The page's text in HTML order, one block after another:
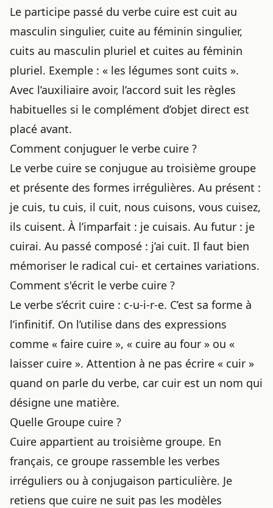
Le participe passé du verbe cuire est cuit au
masculin singulier, cuite au féminin singulier,
cuits au masculin pluriel et cuites au féminin
pluriel. Exemple : « les légumes sont cuits ».
Avec l’auxiliaire avoir, l’accord suit les règles
habituelles si le complément d’objet direct est
placé avant.
Comment conjuguer le verbe cuire ?
Le verbe cuire se conjugue au troisième groupe
et présente des formes irrégulières. Au présent :
je cuis, tu cuis, il cuit, nous cuisons, vous cuisez,
ils cuisent. À l’imparfait : je cuisais. Au futur : je
cuirai. Au passé composé : j’ai cuit. Il faut bien
mémoriser le radical cui- et certaines variations.
Comment s'écrit le verbe cuire ?
Le verbe s’écrit cuire : c-u-i-r-e. C’est sa forme à
l’infinitif. On l’utilise dans des expressions
comme « faire cuire », « cuire au four » ou «
laisser cuire ». Attention à ne pas écrire « cuir »
quand on parle du verbe, car cuir est un nom qui
désigne une matière.
Quelle Groupe cuire ?
Cuire appartient au troisième groupe. En
français, ce groupe rassemble les verbes
irréguliers ou à conjugaison particulière. Je
retiens que cuire ne suit pas les modèles